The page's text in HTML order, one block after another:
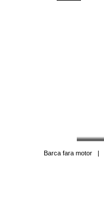
Barca fara motor|